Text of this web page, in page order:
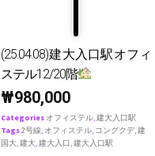
(25.04.08)建大入口駅オフィ
ステル12/20階
₩980,000
Categories オフィステル,建大入口駅
Tags2号線, オフィステル, コングクデ,建
国大,建大,建大入口,建大入口駅